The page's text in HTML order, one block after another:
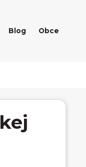
Blog Obce